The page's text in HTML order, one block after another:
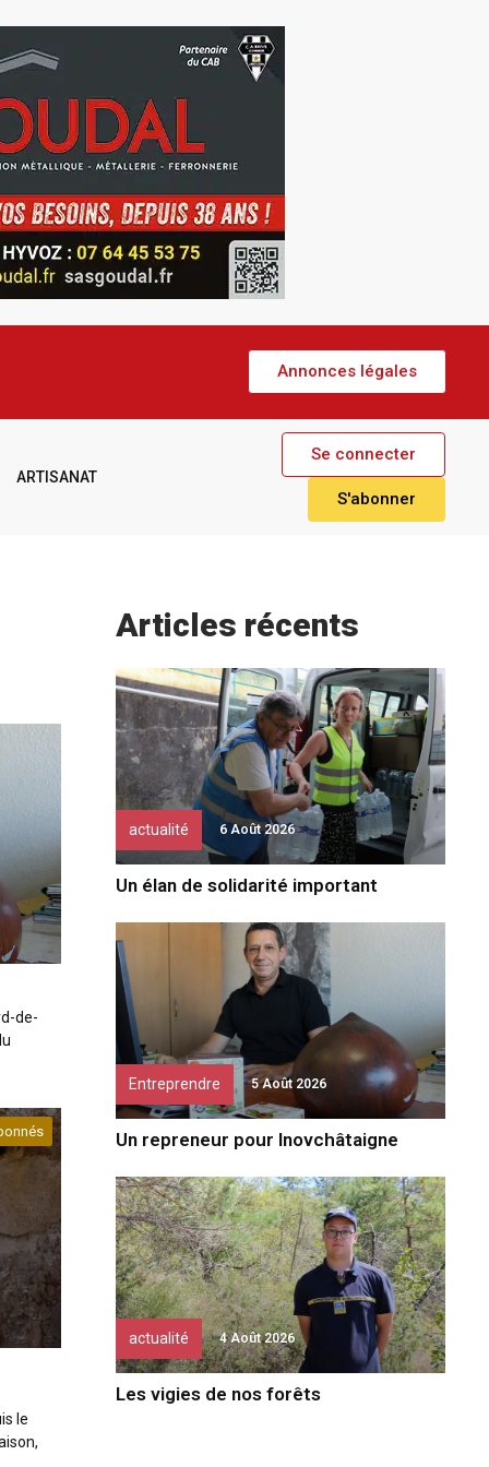
Annonces légales
ARTISANAT
Se connecter
S'abonner
de-
le
Articles récents
actualité 6 Août 2026
Un élan de solidarité important
Entreprendre 5 Août 2026
Un repreneur pour Inovchâtaigne
actualité 4 Août 2026
Les vigies de nos forêts